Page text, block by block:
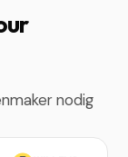
nodig